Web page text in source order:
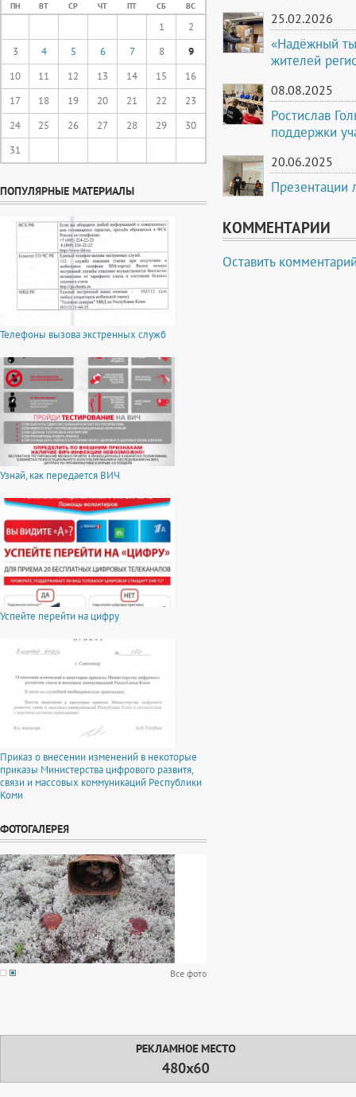
ПН ВТ СР ЧТ ПТ СБ ВС
1
2
3
4 5 6 7 8
9
10
11 12 13 14 15
16
17
18 19 20 21 22
23
24
25 26 27 28 29
30
31
ПОПУЛЯРНЫЕ МАТЕРИАЛЫ
Телефоны вызова экстренных служб
Узнай, как передается ВИЧ
Успейте перейти на цифру
Приказ о внесении изменений в некоторые
приказы Министерства цифрового развитя,
связи и массовых коммуникаций Республики
Коми
ФОТОГАЛЕРЕЯ
Все фото
25.02.2026
«Надёжный
жителей
08.08.2025
Ростислав
поддержки
20.06.2025
Презентации
КОММЕНТАРИИ
Оставить